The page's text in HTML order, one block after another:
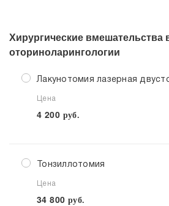
Хирургические вмешательства
оториноларингологии
Лакунотомия лазерная
Цена
4 200 руб.
Тонзиллотомия
Цена
34 800 руб.